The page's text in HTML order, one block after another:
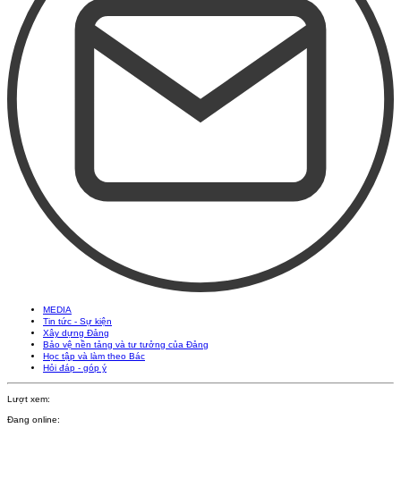
MEDIA
Tin tức - Sự kiện
Xây dựng Đảng
Bảo vệ nền tảng và tư tưởng của Đảng
Học tập và làm theo Bác
Hỏi đáp - góp ý
Lượt xem:
Đang online: